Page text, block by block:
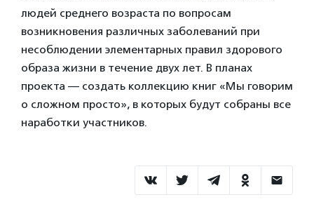
людей среднего возраста по вопросам
возникновения различных заболеваний при
несоблюдении элементарных правил здорового
образа жизни в течение двух лет. В планах
проекта — создать коллекцию книг «Мы говорим
о сложном просто», в которых будут собраны все
наработки участников.